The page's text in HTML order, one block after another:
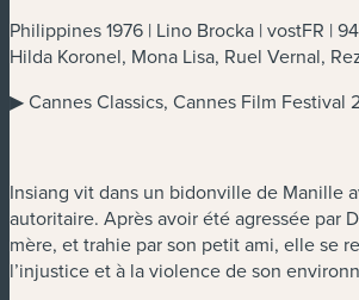
Philippines 1976 | Lino Brocka | vostFR |
Hilda Koronel, Mona Lisa, Ruel Vernal,
▶ Cannes Classics, Cannes Film Festival
Insiang vit dans un bidonville de Manille
autoritaire. Après avoir été agressée par
mère, et trahie par son petit ami, elle se
l’injustice et à la violence de son